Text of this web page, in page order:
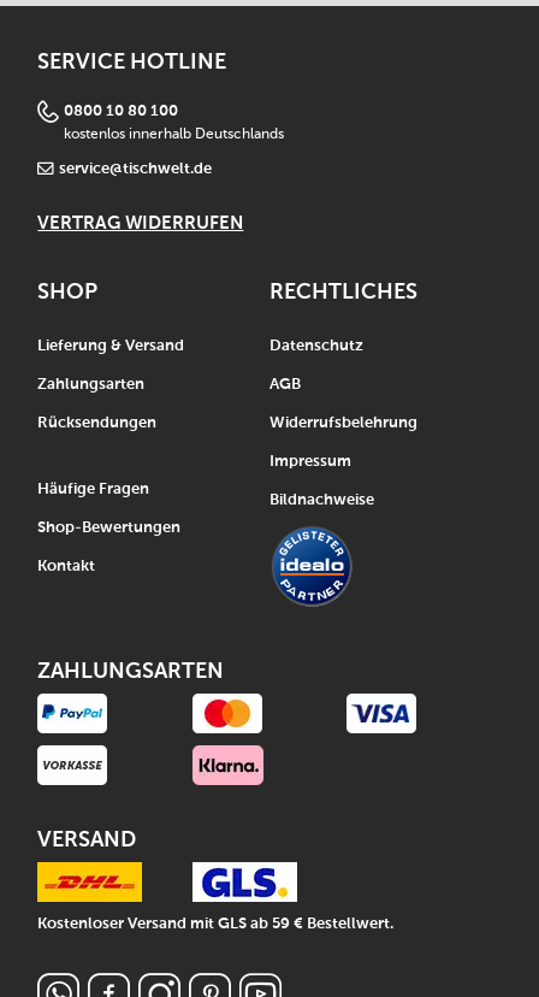
SERVICE HOTLINE
0800 10 80 100
kostenlos innerhalb Deutschlands
service@tischwelt.de
VERTRAG WIDERRUFEN
SHOP
Lieferung & Versand
Zahlungsarten
Rücksendungen
Häufige Fragen
Shop-Bewertungen
Kontakt
RECHTLICHES
Datenschutz
AGB
Widerrufsbelehrung
Impressum
Bildnachweise
ZAHLUNGSARTEN
VERSAND
Kostenloser Versand mit GLS ab 59 € Bestellwert.